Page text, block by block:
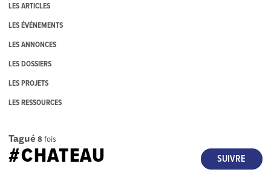
LES ARTICLES
LES ÉVÉNEMENTS
LES ANNONCES
LES DOSSIERS
LES PROJETS
LES RESSOURCES
Tagué 8 fois
SUIVRE
#CHATEAU